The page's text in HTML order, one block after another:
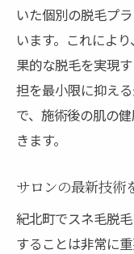
いた個別の脱毛プ
います。これによ
果的な脱毛を実現
担を最小限に抑え
で、施術後の肌の
きます。
サロンの最新技術
紀北町でスネ毛脱
することは非常に